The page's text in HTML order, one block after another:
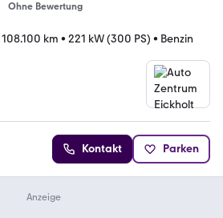
Ohne Bewertung
108.100 km • 221 kW (300 PS) • Benzin
Kontakt Parken